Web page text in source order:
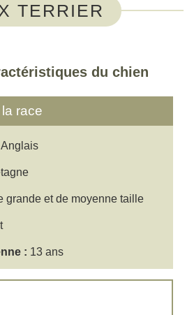
TERRIER
du chien
race
Anglais
grande et de moyenne taille
: 13 ans